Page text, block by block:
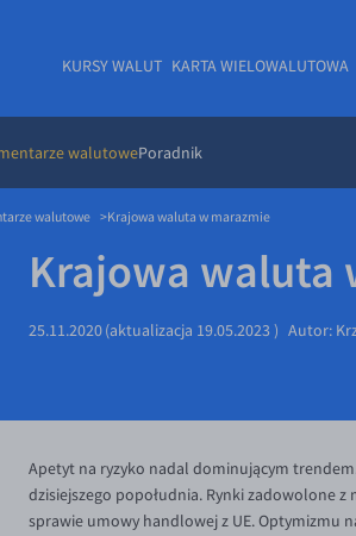
KURSY WALUT KARTA WIELOWALUTOWA
walutowePoradnik
walutowe Krajowa waluta w marazmie
Krajowa waluta
25.11.2020(aktualizacja 19.05.2023 ) Autor:
Apetyt na ryzyko nadal dominującym trendem.
dzisiejszego popołudnia. Rynki zadowolone
sprawie umowy handlowej z UE. Optymizmu